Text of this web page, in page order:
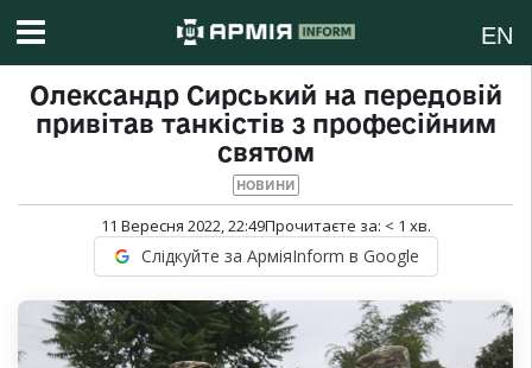
EN
Олександр Сирський на передовій
привітав танкістів з професійним
святом
НОВИНИ
11 Вересня 2022, 22:49Прочитаєте за: < 1 хв.
Слідкуйте за АрміяInform в Google